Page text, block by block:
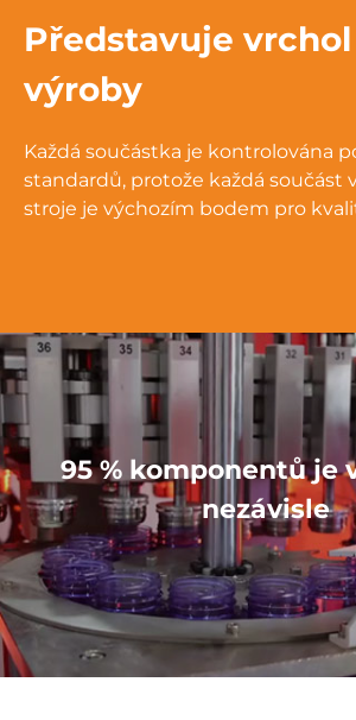
Představuje
výroby
Každá součástka je kontrolována
standardů, protože každá součást
stroje je výchozím bodem pro
95 % komponentů je
nezávisle